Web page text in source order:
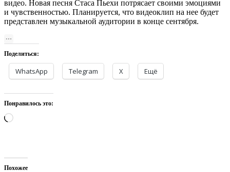
видео. Новая песня Стаса Пьехи потрясает своими эмоциями
и чувственностью. Планируется, что видеоклип на нее будет
представлен музыкальной аудитории в конце сентября.
Поделиться:
WhatsApp Telegram X Ещё
Понравилось это:
Загрузка…
Похожее